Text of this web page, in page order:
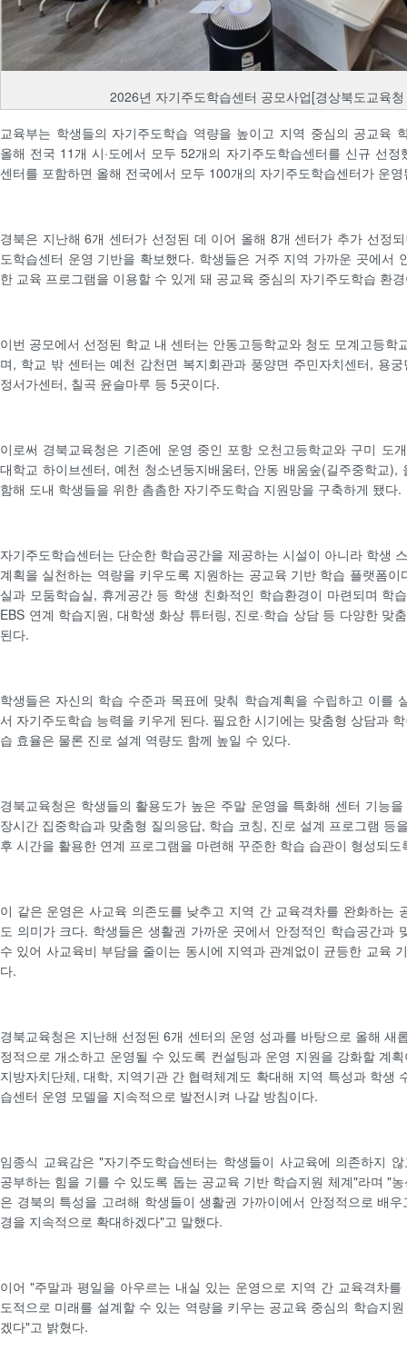
2026년 자기주도학습센터 공모사업[경상북도교육
교육부는 학생들의 자기주도학습 역량을 높이고 지역 중심의 공교육
올해 전국 11개 시·도에서 모두 52개의 자기주도학습센터를 신규 선
센터를 포함하면 올해 전국에서 모두 100개의 자기주도학습센터가 운영
경북은 지난해 6개 센터가 선정된 데 이어 올해 8개 센터가 추가 선정
도학습센터 운영 기반을 확보했다. 학생들은 거주 지역 가까운 곳에서
한 교육 프로그램을 이용할 수 있게 돼 공교육 중심의 자기주도학습 환
이번 공모에서 선정된 학교 내 센터는 안동고등학교와 청도 모계고등학
며, 학교 밖 센터는 예천 감천면 복지회관과 풍양면 주민자치센터, 용
정서가센터, 칠곡 윤슬마루 등 5곳이다.
이로써 경북교육청은 기존에 운영 중인 포항 오천고등학교와 구미 도
대학교 하이브센터, 예천 청소년둥지배움터, 안동 배움숲(길주중학교),
함해 도내 학생들을 위한 촘촘한 자기주도학습 지원망을 구축하게 됐다.
자기주도학습센터는 단순한 학습공간을 제공하는 시설이 아니라 학생
계획을 실천하는 역량을 키우도록 지원하는 공교육 기반 학습 플랫폼
실과 모둠학습실, 휴게공간 등 학생 친화적인 학습환경이 마련되며 학
EBS 연계 학습지원, 대학생 화상 튜터링, 진로·학습 상담 등 다양한 맞
된다.
학생들은 자신의 학습 수준과 목표에 맞춰 학습계획을 수립하고 이를
서 자기주도학습 능력을 키우게 된다. 필요한 시기에는 맞춤형 상담과
습 효율은 물론 진로 설계 역량도 함께 높일 수 있다.
경북교육청은 학생들의 활용도가 높은 주말 운영을 특화해 센터 기능
장시간 집중학습과 맞춤형 질의응답, 학습 코칭, 진로 설계 프로그램 등
후 시간을 활용한 연계 프로그램을 마련해 꾸준한 학습 습관이 형성되
이 같은 운영은 사교육 의존도를 낮추고 지역 간 교육격차를 완화하는
도 의미가 크다. 학생들은 생활권 가까운 곳에서 안정적인 학습공간과
수 있어 사교육비 부담을 줄이는 동시에 지역과 관계없이 균등한 교육
다.
경북교육청은 지난해 선정된 6개 센터의 운영 성과를 바탕으로 올해 새
정적으로 개소하고 운영될 수 있도록 컨설팅과 운영 지원을 강화할 계
지방자치단체, 대학, 지역기관 간 협력체계도 확대해 지역 특성과 학생
습센터 운영 모델을 지속적으로 발전시켜 나갈 방침이다.
임종식 교육감은 "자기주도학습센터는 학생들이 사교육에 의존하지
공부하는 힘을 기를 수 있도록 돕는 공교육 기반 학습지원 체계"라며 "
은 경북의 특성을 고려해 학생들이 생활권 가까이에서 안정적으로 배
경을 지속적으로 확대하겠다"고 말했다.
이어 "주말과 평일을 아우르는 내실 있는 운영으로 지역 간 교육격차
도적으로 미래를 설계할 수 있는 역량을 키우는 공교육 중심의 학습지
겠다"고 밝혔다.